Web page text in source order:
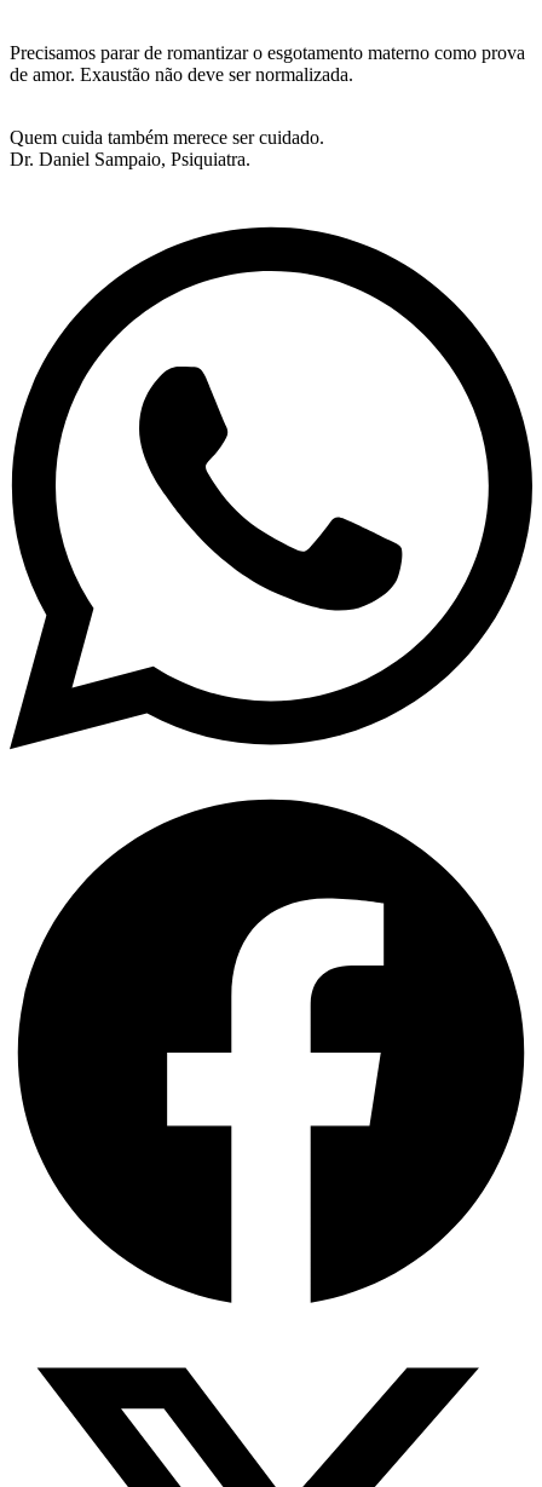
Precisamos parar de romantizar o esgotamento materno como prova
de amor. Exaustão não deve ser normalizada.
Quem cuida também merece ser cuidado.
Dr. Daniel Sampaio, Psiquiatra.